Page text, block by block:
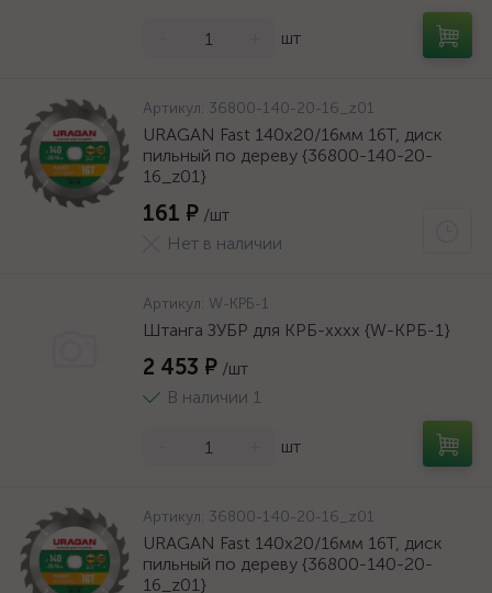
шт
Артикул: 36800-140-20-16_z01
URAGAN Fast 140x20/16мм 16Т, диск
пильный по дереву {36800-140-20-
16_z01}
161 ₽ /шт
Нет в наличии
Артикул: W-КРБ-1
Штанга ЗУБР для КРБ-хххх {W-КРБ-1}
2 453 ₽ /шт
В наличии 1
шт
Артикул: 36800-140-20-16_z01
URAGAN Fast 140x20/16мм 16Т, диск
пильный по дереву {36800-140-20-
16_z01}